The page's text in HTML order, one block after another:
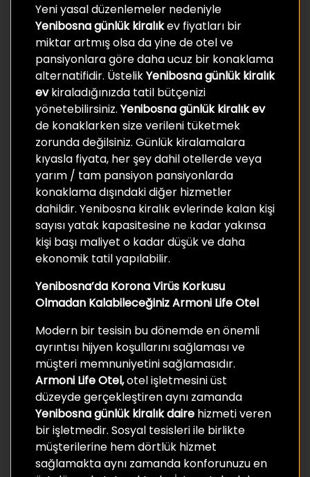
Yeni yasal düzenlemeler nedeniyle
Yenibosna günlük kiralıkev fiyatları bir
miktar artmış olsa da yine de otel ve
pansiyonlara göre daha ucuz bir konaklama
alternatifidir. ÜstelikYenibosna günlük kiralık
evkiraladığınızda tatil bütçenizi
yönetebilirsiniz. Yenibosna günlük kiralık ev
de konaklarken size verileni tüketmek
zorunda değilsiniz. Günlük kiralamalara
kıyasla fiyata, her şey dahil otellerde veya
yarım / tam pansiyon pansiyonlarda
konaklama dışındaki diğer hizmetler
dahildir. Yenibosna kiralık evlerinde kalan kişi
sayısı yatak kapasitesine ne kadar yakınsa
kişi başı maliyet o kadar düşük ve daha
ekonomik tatil yapılabilir.
Yenibosna’da Korona Virüs Korkusu
Olmadan Kalabileceğiniz Armoni Life Otel
Modern bir tesisin bu dönemde en önemli
ayrıntısı hijyen koşullarını sağlaması ve
müşteri memnuniyetini sağlamasıdır.
Armoni Life Otel,otel işletmesini üst
düzeyde gerçekleştiren aynı zamanda
Yenibosna günlük kiralık daire hizmeti veren
bir işletmedir. Sosyal tesisleri ile birlikte
müşterilerine hem dörtlük hizmet
sağlamakta aynı zamanda konforunuzu en